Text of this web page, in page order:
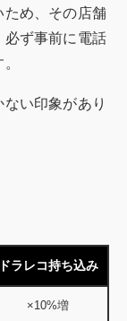
ため、その店舗
必ず事前に電話
い印象があり
ドラレコ持ち込み
×10%増